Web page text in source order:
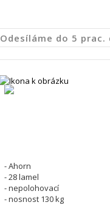
Odesíláme do 5 prac.
- Ahorn
- 28 lamel
- nepolohovací
- nosnost 130 kg